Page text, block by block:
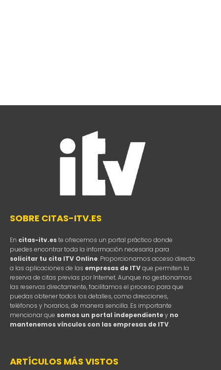
SOBRE CITAS-ITV.ES
En citas-itv.este ofrecemos un portal práctico donde
puedes encontrar toda la información necesaria para
solicitar tu cita ITV Online. Proporcionamos acceso directo
a las aplicaciones de las empresas de ITVque permiten la
reserva de citas previas por Internet. Aunque no gestionamos
las reservas directamente, facilitamos el proceso para que
puedas obtener todos los detalles, como direcciones,
teléfonos y horarios, de manera sencilla. Es importante
mencionar que somos un portal independientey no
mantenemos vínculos con las empresas de ITV.
ARTÍCULOS MÁS VISTOS